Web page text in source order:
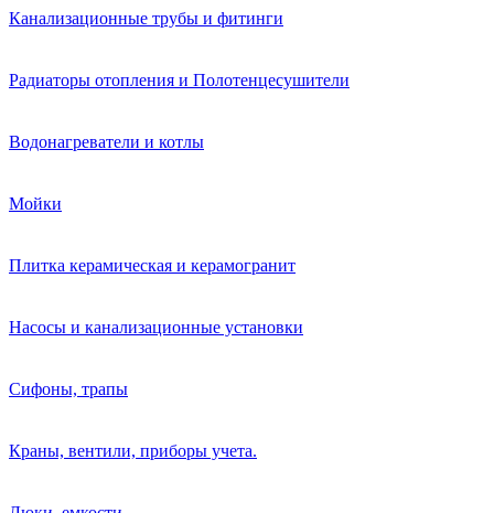
Канализационные трубы и фитинги
Радиаторы отопления и Полотенцесушители
Водонагреватели и котлы
Мойки
Плитка керамическая и керамогранит
Насосы и канализационные установки
Сифоны, трапы
Краны, вентили, приборы учета.